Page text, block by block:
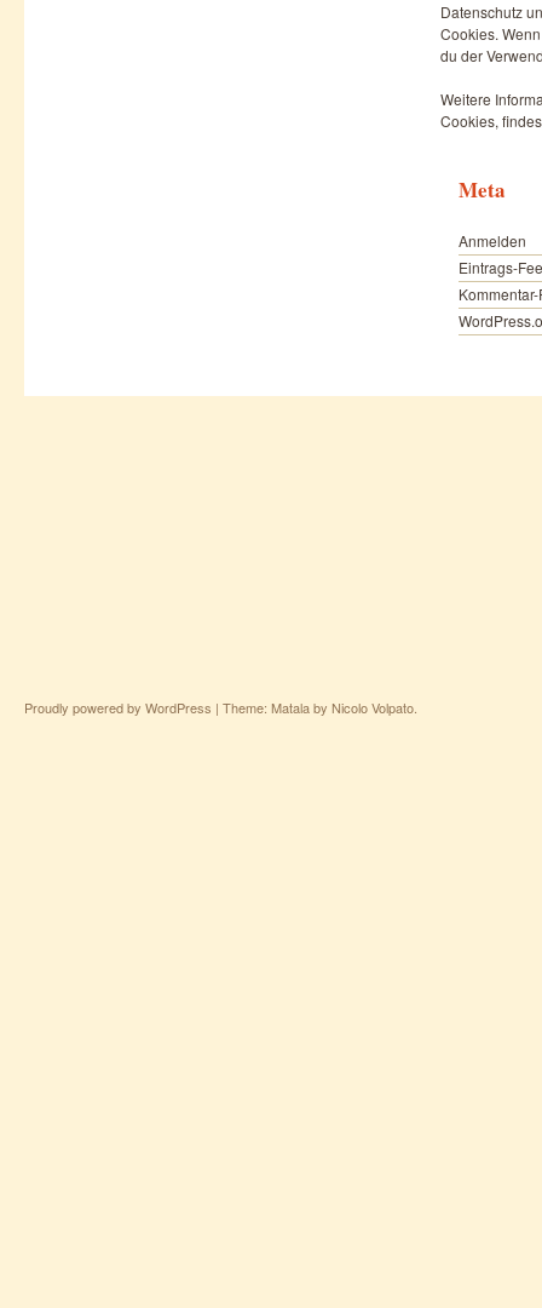
Datenschutz
Cookies.
du der
Weitere
Cookies,
Meta
Anmelden
Eintrags-
Proudly powered by WordPress | Theme: Matala by Nicolo Volpato.